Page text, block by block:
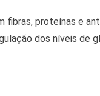
fibras, proteínas e
dos níveis de